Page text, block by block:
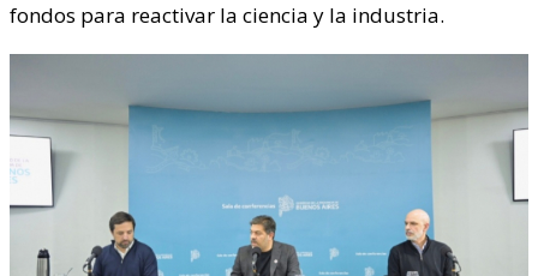
fondos para reactivar la ciencia y la industria.